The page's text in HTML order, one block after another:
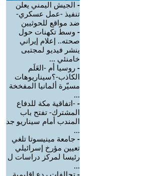
- الجيش اليمني يعلن
تنفيذ -عمل عسكري-
ضد مواقع للحوثيين
- وسط تكهنات حول
صحته.. إعلام إيراني
ينشر فيديو لمجتبى
خامنئي ...
- روسيا أم -العَلَم
الكاذب-؟سيناريوهات
مسيّرة ألمانيا المفخخة
...
- -اتفاقية مكة للدفاع
المشترك- تفتح باب
المندب أمام سيناريو جد
...
- جامعة مينيسوتا تلغي
تعيين مؤرخ إسرائيلي
رئيسا لمركز دراسات ل
...
- تحالفات ردع إقليمية